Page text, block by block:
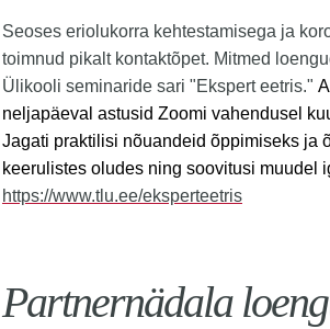
Seoses eriolukorra kehtestamisega ja
toimnud pikalt kontaktõpet. Mitmed
Ülikooli seminaride sari "Ekspert eetris."
neljapäeval astusid Zoomi vahendusel
Jagati praktilisi nõuandeid õppimiseks ja
keerulistes oludes ning soovitusi muudel
https://www.tlu.ee/eksperteetris
Partnernädala